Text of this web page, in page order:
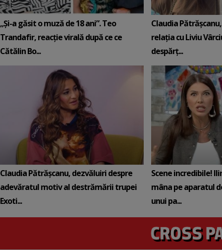
„Și-a găsit o muză de 18 ani”. Teo
Trandafir, reacție virală după ce ce
Cătălin Bo...
Claudia
relația cu Liviu
despărț...
Claudia Pătrășcanu, dezvăluiri despre
adevăratul motiv al destrămării trupei
Exoti...
Scene incredibile!
mâna pe aparatul
unui pa...